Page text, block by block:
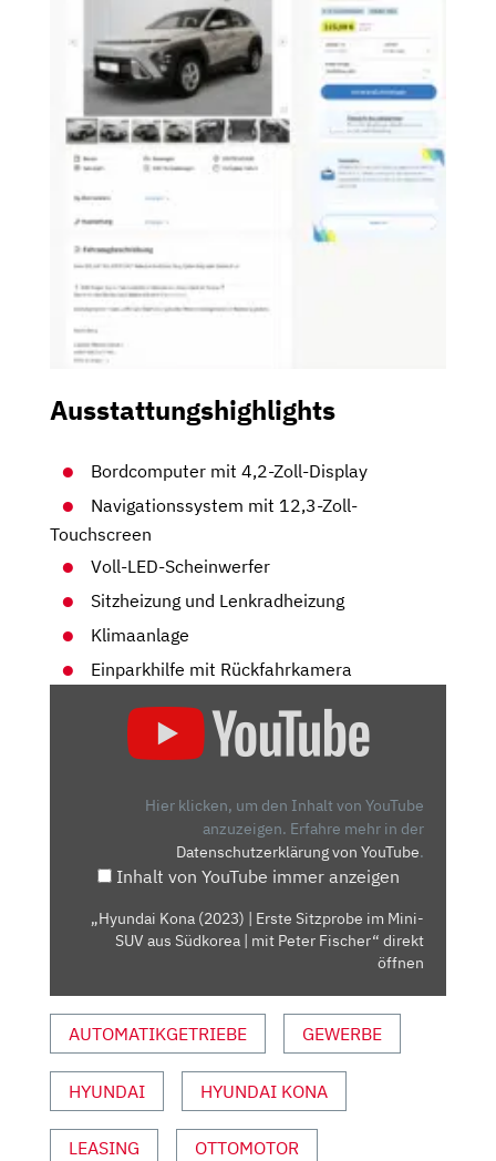
Ausstattungshighlights
Bordcomputer mit 4,2-Zoll-Display
Navigationssystem mit 12,3-Zoll-
Touchscreen
Voll-LED-Scheinwerfer
Sitzheizung und Lenkradheizung
Klimaanlage
Einparkhilfe mit Rückfahrkamera
MIT
PETER
FISCHER“
VON
ANZEIGEN
Hier klicken, um den Inhalt von YouTube
anzuzeigen. Erfahre mehr in der
Datenschutzerklärung von YouTube.
Inhalt von YouTube immer anzeigen
„Hyundai Kona (2023) | Erste Sitzprobe im Mini-
SUV aus Südkorea | mit Peter Fischer“ direkt
öffnen
AUTOMATIKGETRIEBE GEWERBE
HYUNDAI HYUNDAI KONA
LEASING OTTOMOTOR